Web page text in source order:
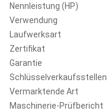
Nennleistung (HP)
Verwendung
Laufwerksart
Zertifikat
Garantie
Schlüsselverkaufsstellen
Vermarktende Art
Maschinerie-Prüfbericht